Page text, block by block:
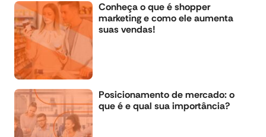
Conheça o que é shopper
marketing e como ele aumenta
suas vendas!
Posicionamento de mercado: o
que é e qual sua importância?